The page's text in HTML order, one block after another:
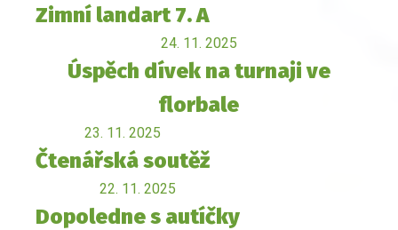
Zimní landart 7. A
24. 11. 2025
Úspěch dívek na turnaji ve
florbale
23. 11. 2025
Čtenářská soutěž
22. 11. 2025
Dopoledne s autíčky